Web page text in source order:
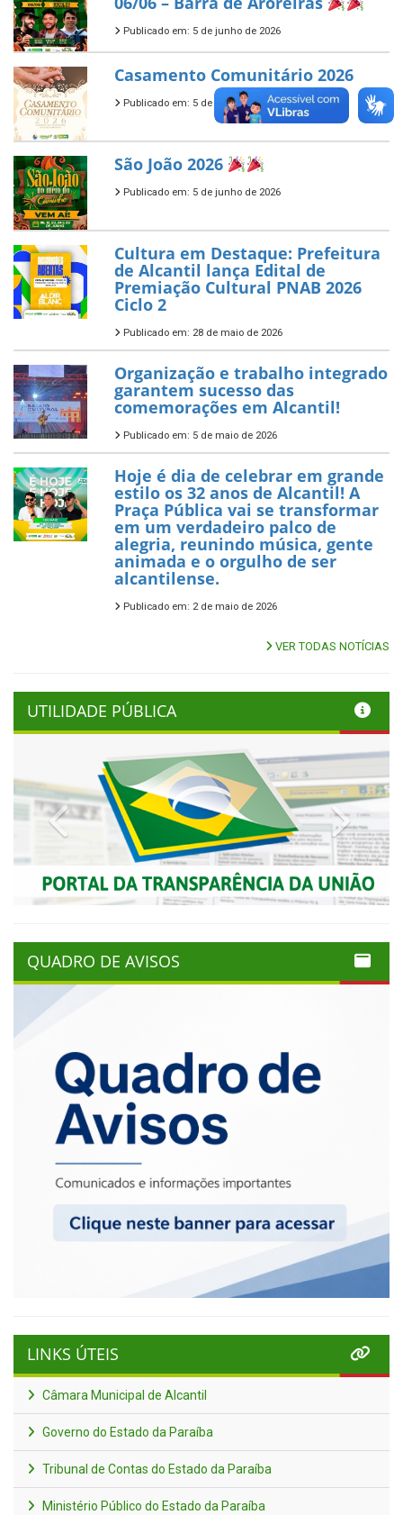
Publicado em: 5 de junho de 2026
Casamento Comunitário 2026
Publicado em: 5 de junho de 2026
São João 2026
Publicado em: 5 de junho de 2026
Cultura em Destaque: Prefeitura
de Alcantil lança Edital de
Premiação Cultural PNAB 2026
Ciclo 2
Publicado em: 28 de maio de 2026
Organização e trabalho integrado
garantem sucesso das
comemorações em Alcantil!
Publicado em: 5 de maio de 2026
Hoje é dia de celebrar em grande
estilo os 32 anos de Alcantil! A
Praça Pública vai se transformar
em um verdadeiro palco de
alegria, reunindo música, gente
animada e o orgulho de ser
alcantilense.
Publicado em: 2 de maio de 2026
VER TODAS NOTÍCIAS
UTILIDADE PÚBLICA
Previous Next
QUADRO DE AVISOS
LINKS ÚTEIS
Câmara Municipal de Alcantil
Governo do Estado da Paraíba
Tribunal de Contas do Estado da Paraíba
Ministério Público do Estado da Paraíba